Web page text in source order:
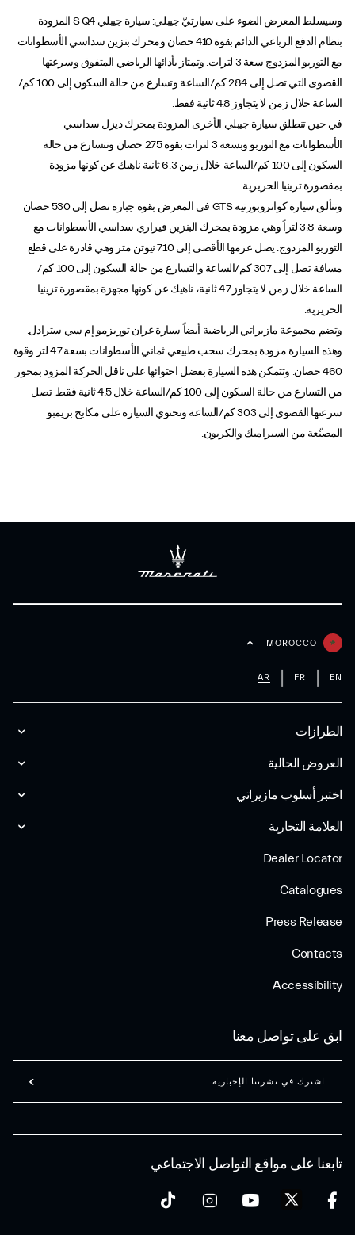
وسيسلط المعرض الضوء على سيارتيّ جيبلي: سيارة جيبلي S Q4 المزودة
بنظام الدفع الرباعي الدائم بقوة 410 حصان ومحرك بنزين سداسي الأسطوانات
مع التوربو المزدوج سعة 3 لترات. وتمتاز بأدائها الرياضي المتفوق وسرعتها
القصوى التي تصل إلى 284 كم/الساعة وتسارع من حالة السكون إلى 100 كم/
الساعة خلال زمن لا يتجاوز 4.8 ثانية فقط.
في حين تنطلق سيارة جيبلي الأخرى المزودة بمحرك ديزل سداسي
الأسطوانات مع التوربو وبسعة 3 لترات بقوة 275 حصان وتتسارع من حالة
السكون إلى 100 كم/الساعة خلال زمن 6.3 ثانية ناهيك عن كونها مزودة
بمقصورة تزينيا الحريرية.
وتتألق سيارة كواتروبورتيه GTS في المعرض بقوة جبارة تصل إلى 530 حصان
وسعة 3.8 لتراً وهي مزودة بمحرك البنزين فيراري سداسي الأسطوانات مع
التوربو المزدوج. يصل عزمها الأقصى إلى 710 نيوتن متر وهي قادرة على قطع
مسافة تصل إلى 307 كم/الساعة والتسارع من حالة السكون إلى 100 كم/
الساعة خلال زمن لا يتجاوز 4.7 ثانية، ناهيك عن كونها مجهزة بمقصورة تزينيا
الحريرية.
وتضم مجموعة مازيراتي الرياضية أيضاً سيارة غران توريزمو إم سي سترادل.
وهذه السيارة مزودة بمحرك سحب طبيعي ثماني الأسطوانات بسعة 4.7 لتر وقوة
460 حصان. وتتمكن هذه السيارة بفضل احتوائها على ناقل الحركة المزود بمحور
من التسارع من حالة السكون إلى 100 كم/الساعة خلال 4.5 ثانية فقط. تصل
سرعتها القصوى إلى 303 كم/الساعة وتحتوي السيارة على مكابح بريمبو
المصنّعة من السيراميك والكربون.
الطرازات
العروض الحالية
اختبر أسلوب مازیراتي
العلامة التجارية
Dealer Locator
Catalogues
Press Release
Contacts
Accessibility
MOROCCO
EN
FR
AR
تابعنا على مواقع التواصل الاجتماعي
ابق على تواصل معنا
اشترك في نشرتنا الإخبارية